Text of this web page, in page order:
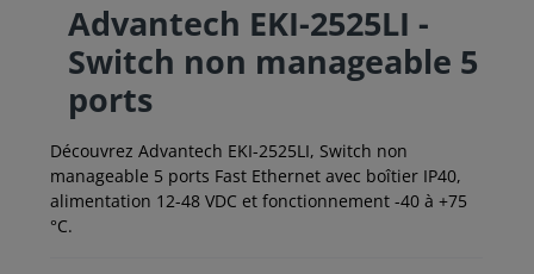
Advantech EKI-2525LI -
Switch non manageable 5
ports
Découvrez Advantech EKI-2525LI, Switch non
manageable 5 ports Fast Ethernet avec boîtier IP40,
alimentation 12-48 VDC et fonctionnement -40 à +75
°C.